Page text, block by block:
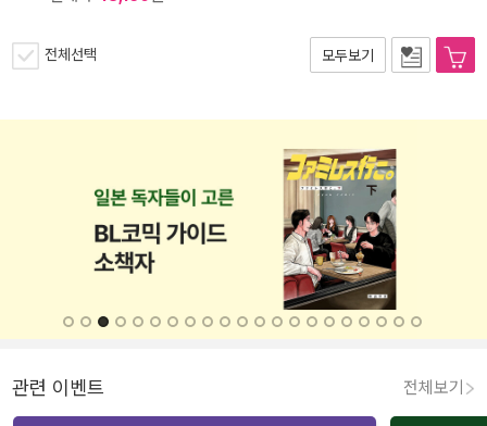
전체선택 모두보기
관련 이벤트 전체보기